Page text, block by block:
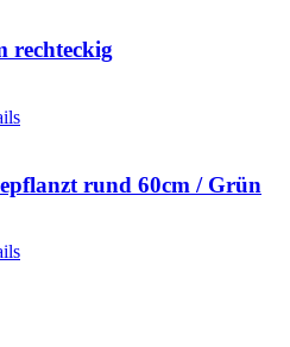
rechteckig
rund 60cm / Grün